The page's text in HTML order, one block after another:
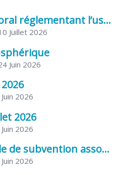
Arrêté préfectoral réglementant l’usage de l’eau
Juillet 2026
Juin 2026
2026
2026
2026
CERFA demande de subvention association
2026